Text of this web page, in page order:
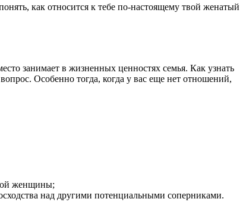
как относится к тебе по-настоящему твой женатый
занимает в жизненных ценностях семья. Как узнать
Особенно тогда, когда у вас еще нет отношений,
женщины;
над другими потенциальными соперниками.